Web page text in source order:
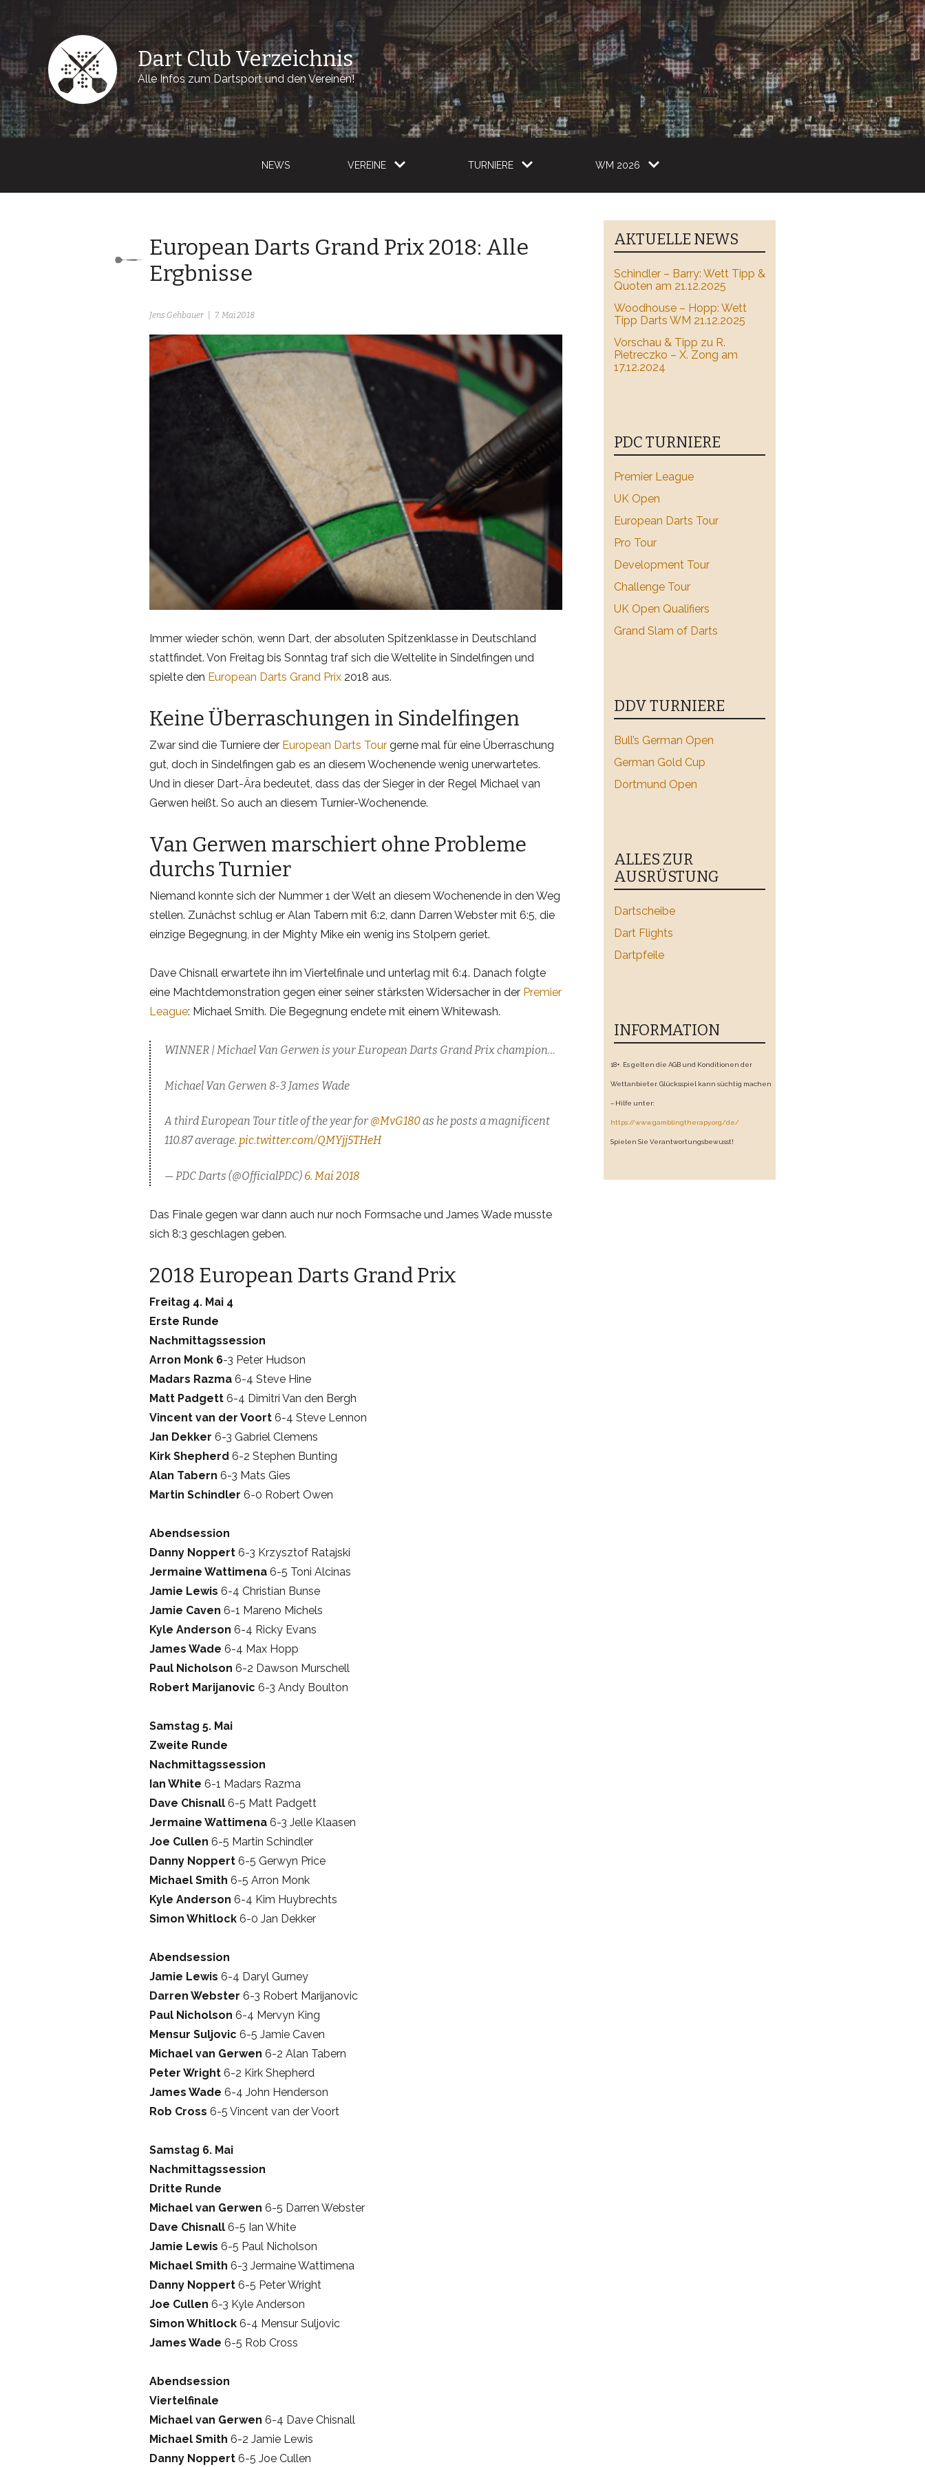
Dart Club Verzeichnis
Alle Infos zum Dartsport und den Vereinen!
NEWS VEREINE TURNIERE WM 2026
European Darts Grand Prix 2018: Alle
Ergbnisse
Jens Gehbauer 7. Mai 2018
Immer wieder schön, wenn Dart, der absoluten Spitzenklasse in Deutschland
stattfindet. Von Freitag bis Sonntag traf sich die Weltelite in Sindelfingen und
spielte den European Darts Grand Prix 2018 aus.
Keine Überraschungen in Sindelfingen
Zwar sind die Turniere der European Darts Tour gerne mal für eine Überraschung
gut, doch in Sindelfingen gab es an diesem Wochenende wenig unerwartetes.
Und in dieser Dart-Ära bedeutet, dass das der Sieger in der Regel Michael van
Gerwen heißt. So auch an diesem Turnier-Wochenende.
Van Gerwen marschiert ohne Probleme
durchs Turnier
Niemand konnte sich der Nummer 1 der Welt an diesem Wochenende in den Weg
stellen. Zunächst schlug er Alan Tabern mit 6:2, dann Darren Webster mit 6:5, die
einzige Begegnung, in der Mighty Mike ein wenig ins Stolpern geriet.
Dave Chisnall erwartete ihn im Viertelfinale und unterlag mit 6:4. Danach folgte
eine Machtdemonstration gegen einer seiner stärksten Widersacher in der Premier
League: Michael Smith. Die Begegnung endete mit einem Whitewash.
WINNER | Michael Van Gerwen is your European Darts Grand Prix champion…
Michael Van Gerwen 8-3 James Wade
A third European Tour title of the year for @MvG180as he posts a magnificent
110.87 average. pic.twitter.com/QMYjj5THeH
— PDC Darts (@OfficialPDC) 6. Mai 2018
Das Finale gegen war dann auch nur noch Formsache und James Wade musste
sich 8:3 geschlagen geben.
2018 European Darts Grand Prix
Freitag 4. Mai 4
Erste Runde
Nachmittagssession
Arron Monk 6-3 Peter Hudson
Madars Razma 6-4 Steve Hine
Matt Padgett 6-4 Dimitri Van den Bergh
Vincent van der Voort 6-4 Steve Lennon
Jan Dekker 6-3 Gabriel Clemens
Kirk Shepherd 6-2 Stephen Bunting
Alan Tabern 6-3 Mats Gies
Martin Schindler 6-0 Robert Owen
Abendsession
Danny Noppert 6-3 Krzysztof Ratajski
Jermaine Wattimena 6-5 Toni Alcinas
Jamie Lewis 6-4 Christian Bunse
Jamie Caven 6-1 Mareno Michels
Kyle Anderson 6-4 Ricky Evans
James Wade 6-4 Max Hopp
Paul Nicholson 6-2 Dawson Murschell
Robert Marijanovic 6-3 Andy Boulton
Samstag 5. Mai
Zweite Runde
Nachmittagssession
Ian White 6-1 Madars Razma
Dave Chisnall 6-5 Matt Padgett
Jermaine Wattimena 6-3 Jelle Klaasen
Joe Cullen 6-5 Martin Schindler
Danny Noppert 6-5 Gerwyn Price
Michael Smith 6-5 Arron Monk
Kyle Anderson 6-4 Kim Huybrechts
Simon Whitlock 6-0 Jan Dekker
Abendsession
Jamie Lewis 6-4 Daryl Gurney
Darren Webster 6-3 Robert Marijanovic
Paul Nicholson 6-4 Mervyn King
Mensur Suljovic 6-5 Jamie Caven
Michael van Gerwen 6-2 Alan Tabern
Peter Wright 6-2 Kirk Shepherd
James Wade 6-4 John Henderson
Rob Cross 6-5 Vincent van der Voort
Samstag 6. Mai
Nachmittagssession
Dritte Runde
Michael van Gerwen 6-5 Darren Webster
Dave Chisnall 6-5 Ian White
Jamie Lewis 6-5 Paul Nicholson
Michael Smith 6-3 Jermaine Wattimena
Danny Noppert 6-5 Peter Wright
Joe Cullen 6-3 Kyle Anderson
Simon Whitlock 6-4 Mensur Suljovic
James Wade 6-5 Rob Cross
Abendsession
Viertelfinale
Michael van Gerwen 6-4 Dave Chisnall
Michael Smith 6-2 Jamie Lewis
Danny Noppert 6-5 Joe Cullen
AKTUELLE NEWS
Schindler – Barry: Wett Tipp &
Quoten am 21.12.2025
Woodhouse – Hopp: Wett
Tipp Darts WM 21.12.2025
Vorschau & Tipp zu R.
Pietreczko – X. Zong am
17.12.2024
PDC TURNIERE
Premier League
UK Open
European Darts Tour
Pro Tour
Development Tour
Challenge Tour
UK Open Qualifiers
Grand Slam of Darts
DDV TURNIERE
Bull’s German Open
German Gold Cup
Dortmund Open
ALLES ZUR
AUSRÜSTUNG
Dartscheibe
Dart Flights
Dartpfeile
INFORMATION
18+. Es gelten die AGB und Konditionen der
Wettanbieter. Glücksspiel kann süchtig machen
– Hilfe unter:
https://www.gamblingtherapy.org/de/
Spielen Sie Verantwortungsbewusst!